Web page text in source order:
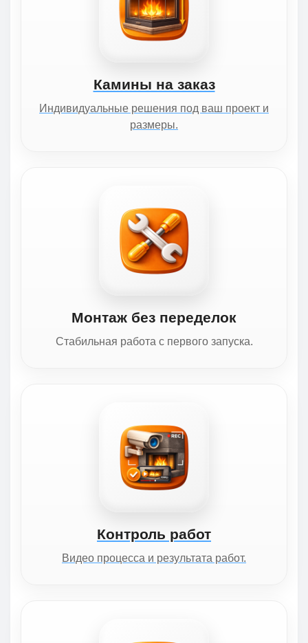
Камины на заказ
Индивидуальные решения под ваш проект и
размеры.
Монтаж без переделок
Стабильная работа с первого запуска.
Контроль работ
Видео процесса и результата работ.